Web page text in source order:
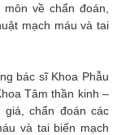
về chẩn đoán,
mạch máu và tai
bác sĩ Khoa Phẫu
Tâm thần kinh –
chẩn đoán các
và tai biến mạch